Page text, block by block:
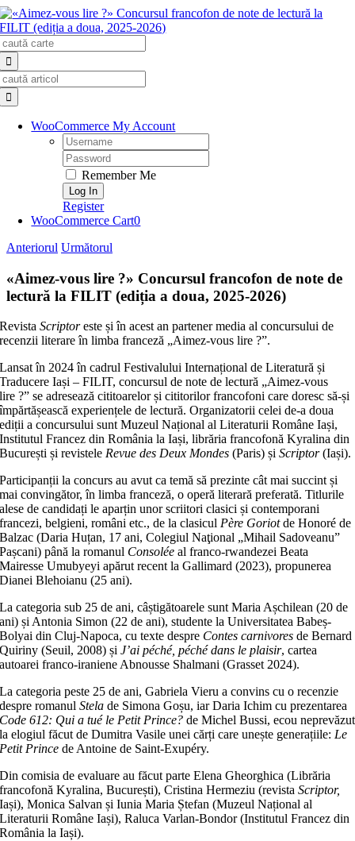
Skip
to
content
WooCommerce My Account
Username:
Password:
Remember Me
Register
WooCommerce Cart0
Anteriorul Următorul
«Aimez-vous lire ?» Concursul francofon de note de
lectură la FILIT (ediția a doua, 2025-2026)
RevistaScriptoreste și în acest an partener media al concursului de
recenzii literare în limba franceză „Aimez-vous lire ?”.
Lansat în 2024 în cadrul Festivalului Internațional de Literatură și
Traducere Iași – FILIT, concursul de note de lectură „Aimez-vous
lire ?” se adresează cititoarelor și cititorilor francofoni care doresc să-și
împărtășească experiențele de lectură. Organizatorii celei de-a doua
ediții a concursului sunt Muzeul Național al Literaturii Române Iași,
Institutul Francez din România la Iași, librăria francofonă Kyralina din
București și revisteleRevue des Deux Mondes (Paris) șiScriptor(Iași).
Participanții la concurs au avut ca temă să prezinte cât mai succint și
mai convingător, în limba franceză, o operă literară preferată. Titlurile
alese de candidați le aparțin unor scriitori clasici și contemporani
francezi, belgieni, români etc., de la clasiculPère Goriotde Honoré de
Balzac (Daria Huțan, 17 ani, Colegiul Naţional „Mihail Sadoveanu”
Pașcani) până la romanul Consolée al franco-rwandezei Beata
Mairesse Umubyeyi apărut recent la Gallimard (2023), propunerea
Dianei Blehoianu (25 ani).
La categoria sub 25 de ani, câștigătoarele sunt Maria Așchilean (20 de
ani) și Antonia Simon (22 de ani), studente la Universitatea Babeș-
Bolyai din Cluj-Napoca, cu texte despre Contes carnivores de Bernard
Quiriny (Seuil, 2008) șiJ’ai péché, péché dans le plaisir, cartea
autoarei franco-iraniene Abnousse Shalmani (Grasset 2024).
La categoria peste 25 de ani, Gabriela Vieru a convins cu o recenzie
despre romanulStela de Simona Goșu, iar Daria Ichim cu prezentarea
Code 612: Qui a tué le Petit Prince? de Michel Bussi, ecou neprevăzut
la elogiul făcut de Dumitra Vasile unei cărți care unește generațiile:Le
Petit Prince de Antoine de Saint-Exupéry.
Din comisia de evaluare au făcut parte Elena Gheorghica (Librăria
francofonă Kyralina, București), Cristina Hermeziu (revistaScriptor,
Iași), Monica Salvan și Iunia Maria Ștefan (Muzeul Național al
Literaturii Române Iași), Raluca Varlan-Bondor (Institutul Francez din
România la Iași).